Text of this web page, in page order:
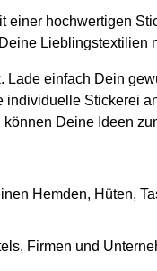
einer hochwertigen
einfach Dein
Stickerei
Deine Ideen
Hemden, Hüten,
Firmen und